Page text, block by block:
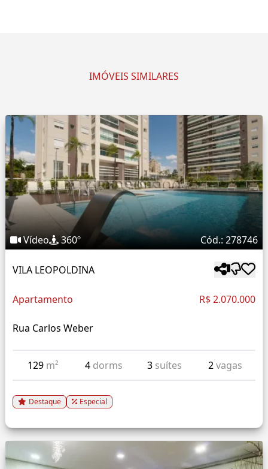
IMÓVEIS SIMILARES
Vídeo 360º Cód.: 278746
VILA LEOPOLDINA
Apartamento R$ 2.070.000
Rua Carlos Weber
129 m² 4 dorms 3 suítes 2vagas
Destaque Especial